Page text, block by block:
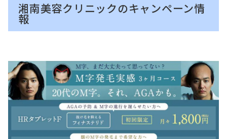
湘南美容クリニックのキャンペーン情
報